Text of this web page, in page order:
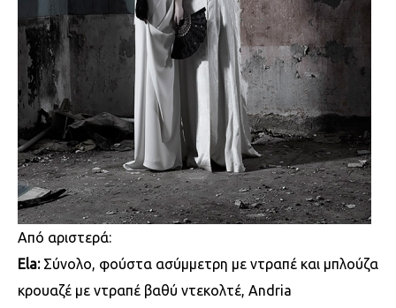
Από αριστερά:
Ela:Σύνολο, φούστα ασύμμετρη με ντραπέ και μπλούζα
κρουαζέ με ντραπέ βαθύ ντεκολτέ, Andria